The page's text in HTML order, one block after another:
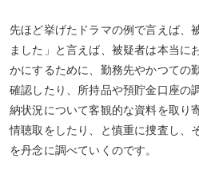
先ほど挙げたドラマの例で言えば、
ました」と言えば、被疑者は本当に
かにするために、勤務先やかつての
確認したり、所持品や預貯金口座の
納状況について客観的な資料を取り
情聴取をしたり、と慎重に捜査し、
を丹念に調べていくのです。